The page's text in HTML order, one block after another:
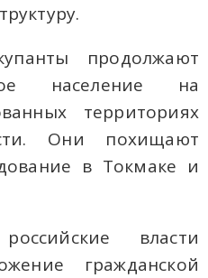
продолжают
население на
территориях
Они похищают
в Токмаке и
власти
гражданской